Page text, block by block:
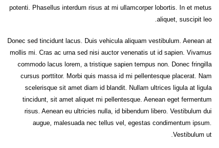
potenti. Phasellus interdum risus at mi ullamcorper lobortis. In et metus
aliquet, suscipit leo.
Donec sed tincidunt lacus. Duis vehicula aliquam vestibulum. Aenean at
mollis mi. Cras ac urna sed nisi auctor venenatis ut id sapien. Vivamus
commodo lacus lorem, a tristique sapien tempus non. Donec fringilla
cursus porttitor. Morbi quis massa id mi pellentesque placerat. Nam
scelerisque sit amet diam id blandit. Nullam ultrices ligula at ligula
tincidunt, sit amet aliquet mi pellentesque. Aenean eget fermentum
risus. Aenean eu ultricies nulla, id bibendum libero. Vestibulum dui
augue, malesuada nec tellus vel, egestas condimentum ipsum.
Vestibulum ut.